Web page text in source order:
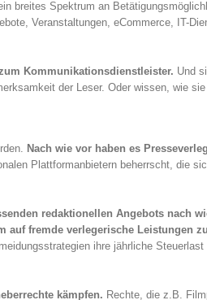
breites Spektrum an
Veranstaltungen, eCommerce, IT-
Kommunikationsdienstleister. Und
der Leser. Oder wissen, wie sie
Nach wie vor haben es
Plattformanbietern beherrscht, die
redaktionellen Angebots nach
fremde verlegerische Leistungen
ihre jährliche
kämpfen. Rechte, die z.B.